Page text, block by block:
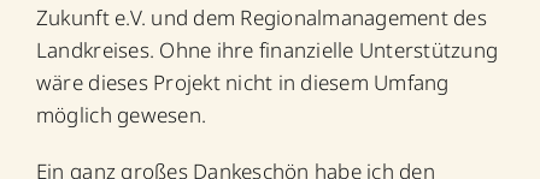
Zukunft e.V. und dem Regionalmanagement des
Landkreises. Ohne ihre finanzielle Unterstützung
wäre dieses Projekt nicht in diesem Umfang
möglich gewesen.
Ein ganz großes Dankeschön habe ich den